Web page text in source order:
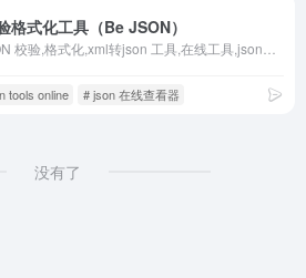
格式化工具（Be JSON）
tools online # json 在线查看器
没有了